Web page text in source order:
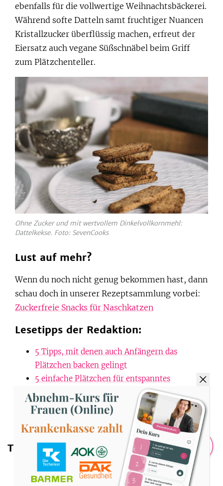
ebenfalls für die vollwertige Weihnachtsbäckerei.
Während softe Datteln samt fruchtiger Nuancen
Kristallzucker überflüssig machen, erfreut der
Eiersatz auch vegane Süßschnäbel beim Griff
zum Plätzchenteller.
Ohne Zucker und mit wertvollem Dinkelvollkornmehl:
Dattelkekse. Foto: SevenCooks
Lust auf mehr?
Wenn du noch nicht genug bekommen hast, dann
schau doch in unserer Rezeptsammlung vorbei:
Zuckerfreie Snacks für Naschkatzen
Lesetipps der Redaktion:
5 Tipps, mit denen auch Anfängern das
Plätzchen backen gelingt
5 einfache Plätzchen für entspanntes
Adventsbacken
Titelbild: SevenCooks
Tags
Backen
Weihnachtlich
Teilen